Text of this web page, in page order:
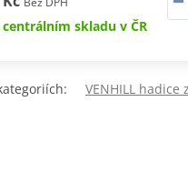
centrálním skladu v ČR
VENHILL hadice